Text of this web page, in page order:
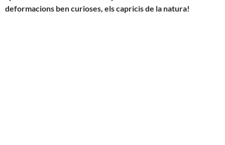
deformacions ben curioses, els capricis de la natura!